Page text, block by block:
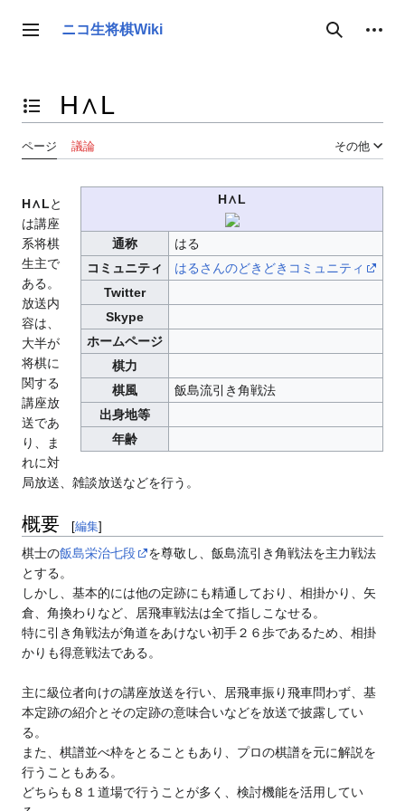
ン
に
ス
キ
ッ
サイドバーの切り替え
ニコ生将棋Wiki
検索
個人用ツール
目次の表示・非表示を切り替え H∧L
ページ 議論 その他
H∧L
通称
はる
コミュニティ
はるさんのどきどきコミュニティ
Twitter
Skype
ホームページ
棋力
棋風
飯島流引き角戦法
出身地等
年齢
H∧Lと
は講座
系将棋
生主で
ある。
放送内
容は、
大半が
将棋に
関する
講座放
送であ
り、ま
れに対
局放送、雑談放送などを行う。
概要 [編集]
棋士の飯島栄治七段
を尊敬し、飯島流引き角戦法を主力戦法
とする。
しかし、基本的には他の定跡にも精通しており、相掛かり、矢
倉、角換わりなど、居飛車戦法は全て指しこなせる。
特に引き角戦法が角道をあけない初手２６歩であるため、相掛
かりも得意戦法である。
主に級位者向けの講座放送を行い、居飛車振り飛車問わず、基
本定跡の紹介とその定跡の意味合いなどを放送で披露してい
る。
また、棋譜並べ枠をとることもあり、プロの棋譜を元に解説を
行うこともある。
どちらも８１道場で行うことが多く、検討機能を活用してい